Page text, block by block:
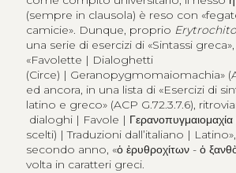
(sempre in clausola) è reso con
camicie». Dunque, proprio
una serie di esercizi di «Sintassi
«Favolette | Dialoghetti
(Circe) | Geranopygmomaiomachia»
ed ancora, in una lista di «Esercizi di
latino e greco» (ACP G.72.3.7.6),
dialoghi | Favole | Γερανοπυγμαιομαχία
scelti) | Traduzioni dall’italiano | Latino»,
secondo anno, «ὁ ἐρυθροχίτων- ὁ
volta in caratteri greci.